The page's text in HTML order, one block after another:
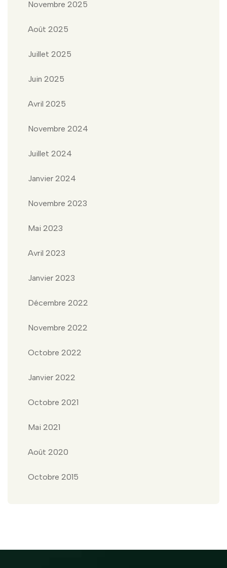
Novembre 2025
Août 2025
Juillet 2025
Juin 2025
Avril 2025
Novembre 2024
Juillet 2024
Janvier 2024
Novembre 2023
Mai 2023
Avril 2023
Janvier 2023
Décembre 2022
Novembre 2022
Octobre 2022
Janvier 2022
Octobre 2021
Mai 2021
Août 2020
Octobre 2015